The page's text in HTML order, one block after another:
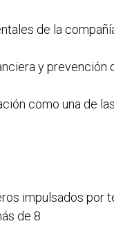
de la
y prevención
como una de
impulsados por
de 8